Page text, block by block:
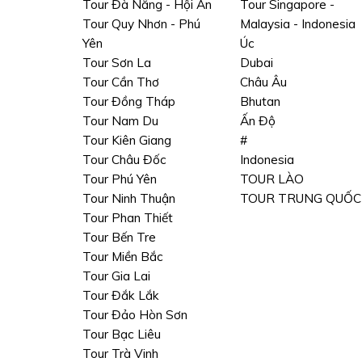
Tour Đà Nẵng - Hội An
Tour Quy Nhơn - Phú
Yên
Tour Sơn La
Tour Cần Thơ
Tour Đồng Tháp
Tour Nam Du
Tour Kiên Giang
Tour Châu Đốc
Tour Phú Yên
Tour Ninh Thuận
Tour Phan Thiết
Tour Bến Tre
Tour Miền Bắc
Tour Gia Lai
Tour Đắk Lắk
Tour Đảo Hòn Sơn
Tour Bạc Liêu
Tour Trà Vinh
Tour Singapore -
Malaysia - Indonesia
Úc
Dubai
Châu Âu
Bhutan
Ấn Độ
#
Indonesia
TOUR LÀO
TOUR TRUNG QUỐC